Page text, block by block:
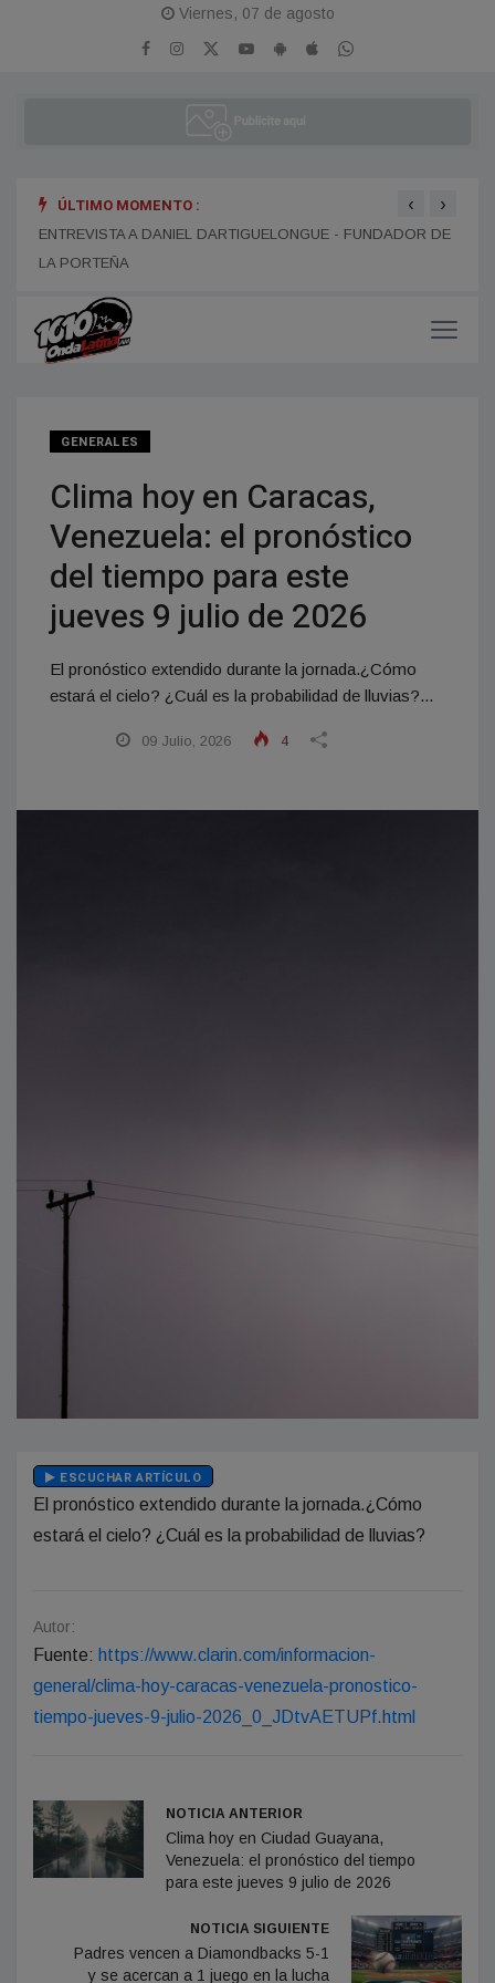
Viernes, 07 de agosto
ÚLTIMO MOMENTO :
ENTREVISTA A DANIEL DARTIGUELONGUE - FUNDADOR DE
ENTREVISTA A ALEJANDRO KIM
‹ ›
GENERALES
Clima hoy en Caracas,
Venezuela: el pronóstico
del tiempo para este
jueves 9 julio de 2026
El pronóstico extendido durante la jornada.¿Cómo
estará el cielo? ¿Cuál es la probabilidad de lluvias?...
09 Julio, 2026 4
ESCUCHAR ARTÍCULO
El pronóstico extendido durante la jornada.¿Cómo
estará el cielo? ¿Cuál es la probabilidad de lluvias?
Autor:
Fuente: https://www.clarin.com/informacion-
general/clima-hoy-caracas-venezuela-pronostico-
tiempo-jueves-9-julio-2026_0_JDtvAETUPf.html
NOTICIA ANTERIOR
Clima hoy en Ciudad Guayana,
Venezuela: el pronóstico del tiempo
para este jueves 9 julio de 2026
NOTICIA SIGUIENTE
Padres vencen a Diamondbacks 5-1
y se acercan a 1 juego en la lucha